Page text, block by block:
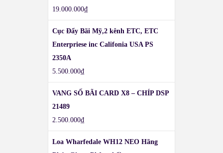
19.000.000₫
Cục Đẩy Bãi Mỹ,2 kênh ETC, ETC
Enterpriese inc Califonia USA PS
2350A
5.500.000₫
VANG SỐ BÃI CARD X8 – CHÍP DSP
21489
2.500.000₫
Loa Wharfedale WH12 NEO Hãng